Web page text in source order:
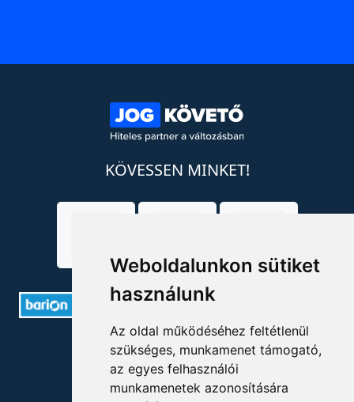
Weboldalunkon sütiket
használunk
Az oldal működéséhez feltétlenül
szükséges, munkamenet támogató,
az egyes felhasználói
munkamenetek azonosítására
KÖVESSEN MINKET!
ELÉRHETŐSÉGEK
+36 1 880 7600